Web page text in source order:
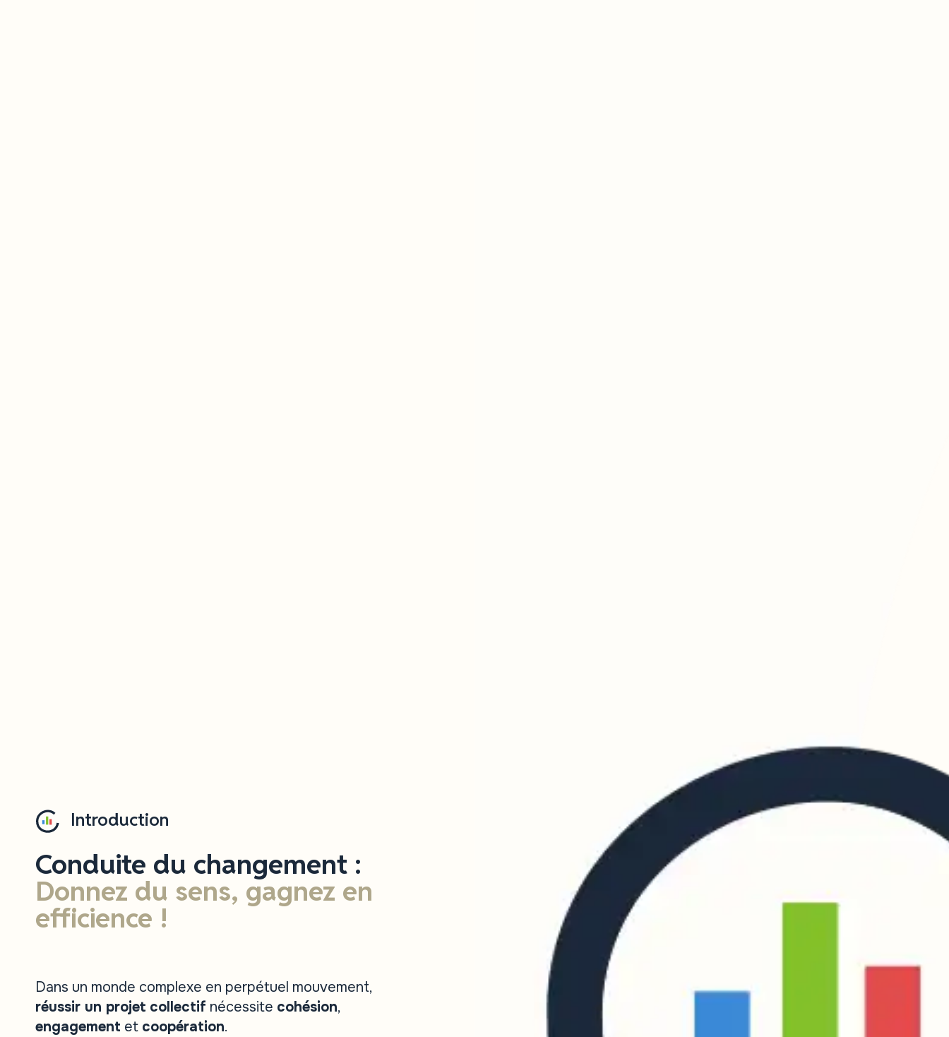
Introduction
Conduite du changement :
Donnez du sens, gagnez en
efficience !
Dans un monde complexe en perpétuel mouvement,
réussir un projet collectif nécessite cohésion,
engagement et coopération.